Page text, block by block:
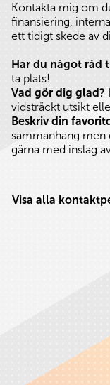
Kontakta mig om
finansiering,
ett tidigt skede av
Har du något råd
ta plats!
Vad gör dig glad?
vidsträckt utsikt
Beskriv din
sammanhang
gärna med inslag
Visa alla